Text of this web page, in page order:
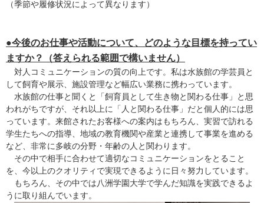
（季節や履修状況によって異なります）
●今後のお仕事や活動について、どのような目標を持ってい
ますか？（答えられる範囲で構いません）
対人コミュニケーションの質の向上です。私は水族館の学芸員と
して飼育や展示、施設管理など幅広い業務に携わっています。
水族館の仕事と聞くと「飼育員として生き物と関わる仕事」と思
われがちですが、それ以上に「人と関わる仕事」だと個人的には思
っています。来館されたお客様への案内はもちろん、実習で訪れる
学生たちへの指導、地域の教育機関や産業と連携して事業を進める
など、非常に多岐の分野・年齢の人と関わります。
その中で相手に合わせて適切なコミュニケーションをとること
を、今以上のクオリティで実現できるように日々努力しています。
もちろん、その中では八洲学園大学で学んだ知識を実践できるよ
うに取り組んでいます。